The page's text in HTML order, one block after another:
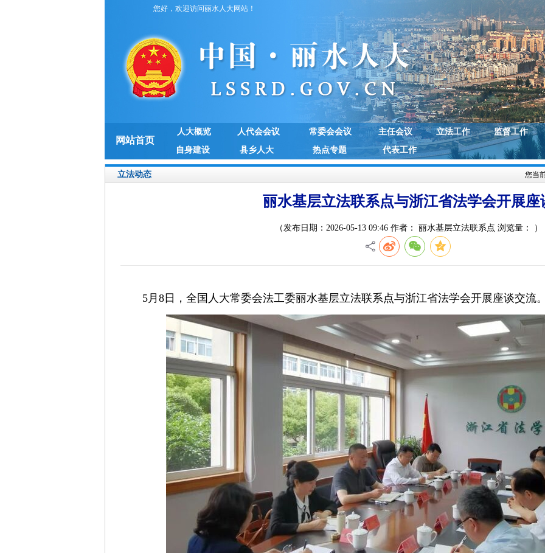
您好，欢迎访问丽水人大网站！
网站首页
人大概览 人代会会议 常委会会议 主任会议 立法工作
监督工作
自身建设
县乡人大 热点专题 代表工作
立法动态 您当
丽水基层立法联系点与浙江省法学会开展座
（发布日期：2026-05-13 09:46 作者： 丽水基层立法联系点 浏览量： ）
5月8日，全国人大常委会法工委丽水基层立法联系点与浙江省法学会开展座谈交流